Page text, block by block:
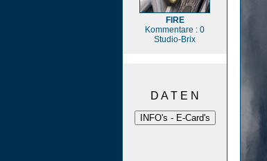
FIRE
Kommentare : 0
Studio-Brix
D A T E N